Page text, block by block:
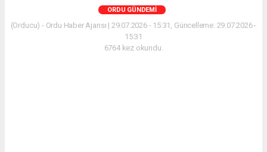
ORDU GÜNDEMI
(Orducu) - Ordu Haber Ajansı | 29.07.2026 - 15:31, Güncelleme: 29.07.2026 -
15:31
6764 kez okundu.